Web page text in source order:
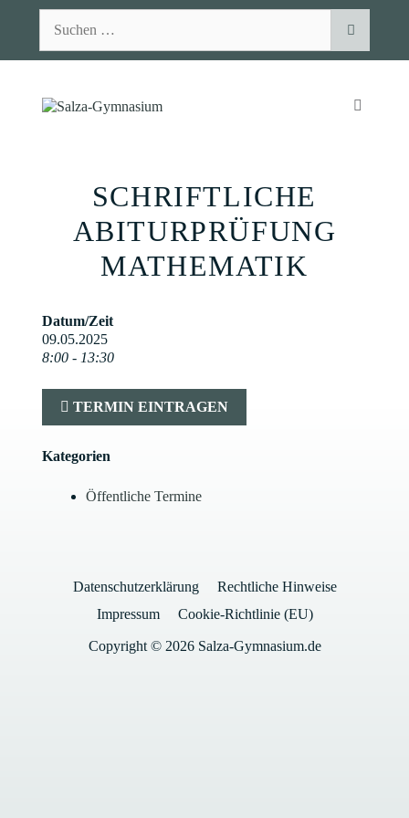
nach:
SCHRIFTLICHE
ABITURPRÜFUNG
MATHEMATIK
Datum/Zeit
09.05.2025
8:00 - 13:30
TERMIN EINTRAGEN
Kategorien
Öffentliche Termine
Datenschutzerklärung
Rechtliche Hinweise
Impressum
Cookie-Richtlinie (EU)
Copyright © 2026 Salza-Gymnasium.de